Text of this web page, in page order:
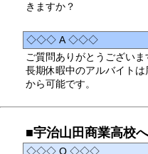
きますか？
◇◇◇ A ◇◇◇
ご質問ありがとうございま
長期休暇中のアルバイト
から可能です。
■宇治山田商業高校
◇◇◇ Q ◇◇◇